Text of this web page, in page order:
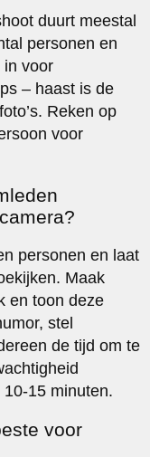
duurt meestal
personen en
in voor
– haast is de
Reken op
voor
personen en laat
Maak
en toon deze
stel
de tijd om te
15 minuten.
voor